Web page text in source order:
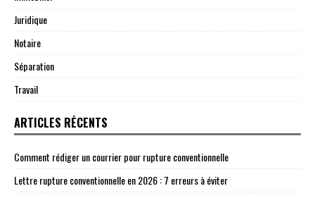
Juridique
Notaire
Séparation
Travail
ARTICLES RÉCENTS
Comment rédiger un courrier pour rupture conventionnelle
Lettre rupture conventionnelle en 2026 : 7 erreurs à éviter